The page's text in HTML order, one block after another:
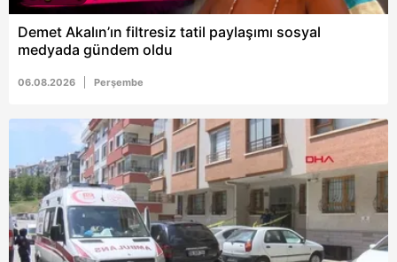
Demet Akalın’ın filtresiz tatil paylaşımı sosyal
medyada gündem oldu
06.08.2026 Perşembe